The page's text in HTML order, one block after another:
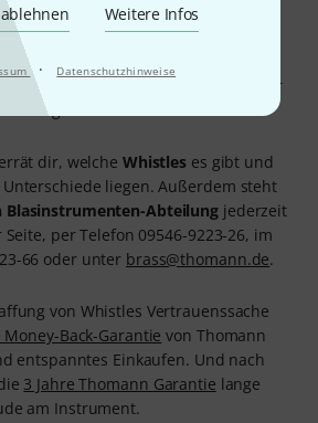
Weitere Infos
· Datenschutzhinweise
dessen gibt es bei den einst als
Modellen diverse
bei den verwendeten
Bau- und Spielweise bis zur
dir, welche Whistles es gibt und
liegen. Außerdem steht
Blasinstrumenten-Abteilung jederzeit
per Telefon 09546-9223-26, im
66 oder unter brass@thomann.de.
von Whistles Vertrauenssache
Money-Back-Garantie von Thomann
entspanntes Einkaufen. Und nach
3 Jahre Thomann Garantie lange
am Instrument.